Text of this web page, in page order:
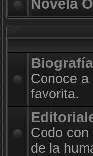
Novela
Conoce a
favorita.
Codo con
de la